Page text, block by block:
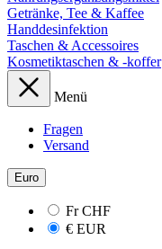
Getränke, Tee & Kaffee
Handdesinfektion
Taschen & Accessoires
Kosmetiktaschen & -koffer
Menü
Fragen
Versand
Euro
FrCHF
€ EUR